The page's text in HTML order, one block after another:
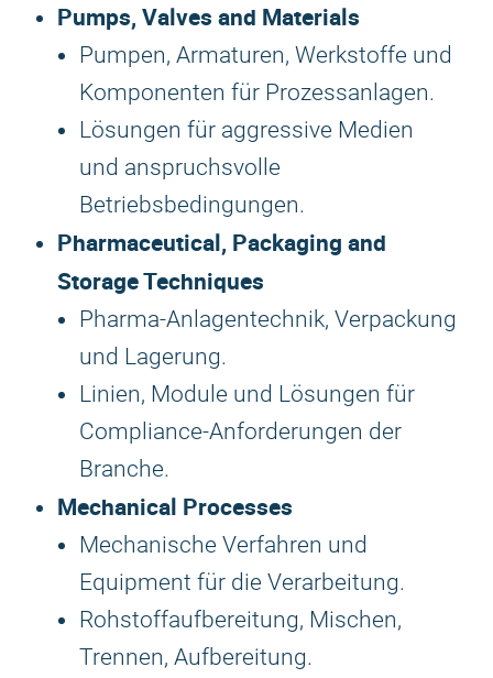
Pumps, Valves and Materials
Pumpen, Armaturen, Werkstoffe und
Komponenten für Prozessanlagen.
Lösungen für aggressive Medien
und anspruchsvolle
Betriebsbedingungen.
Pharmaceutical, Packaging and
Storage Techniques
Pharma-Anlagentechnik, Verpackung
und Lagerung.
Linien, Module und Lösungen für
Compliance-Anforderungen der
Branche.
Mechanical Processes
Mechanische Verfahren und
Equipment für die Verarbeitung.
Rohstoffaufbereitung, Mischen,
Trennen, Aufbereitung.